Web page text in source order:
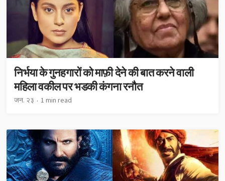
निर्भया के गुनहगारों को माफ़ी देने की बात करने वाली
महिला वकील पर भड़की कंगना रनौत
जन. २३ 1 min read